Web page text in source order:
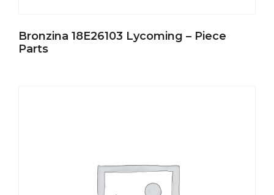
Bronzina 18E26103 Lycoming – Piece
Parts